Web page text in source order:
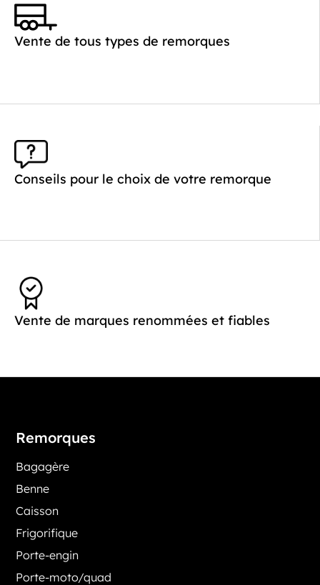
Vente de tous types de remorques
Conseils pour le choix de votre remorque
Vente de marques renommées et fiables
Remorques
Bagagère
Benne
Caisson
Frigorifique
Porte-engin
Porte-moto/quad